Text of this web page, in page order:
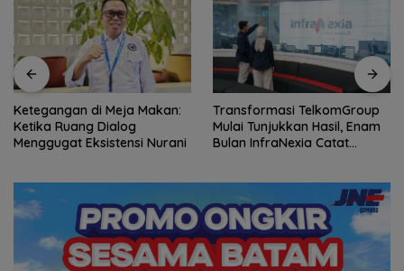
Ketegangan di Meja Makan:
Ketika Ruang Dialog
Menggugat Eksistensi Nurani
Transformasi TelkomGroup
Mulai Tunjukkan Hasil, Enam
Bulan InfraNexia Catat